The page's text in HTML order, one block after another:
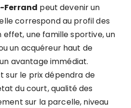
Ferrand peut devenir un
correspond au profil des
effet, une famille sportive, un
un acquéreur haut de
avantage immédiat.
sur le prix dépendra de
du court, qualité des
sur la parcelle, niveau